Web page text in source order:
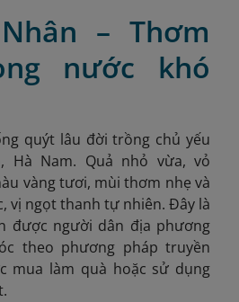
– Thơm
nước khó
quýt lâu đời trồng chủ yếu
Hà Nam. Quả nhỏ vừa, vỏ
vàng tươi, mùi thơm nhẹ và
vị ngọt thanh tự nhiên. Đây là
được người dân địa phương
theo phương pháp truyền
mua làm quà hoặc sử dụng